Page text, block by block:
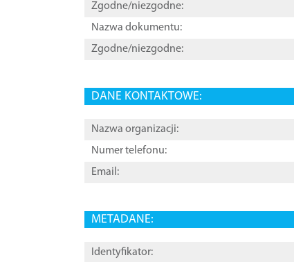
Zgodne/niezgodne:
Nazwa dokumentu:
Zgodne/niezgodne:
DANE KONTAKTOWE:
Nazwa organizacji:
Numer telefonu:
Email:
METADANE:
Identyfikator: